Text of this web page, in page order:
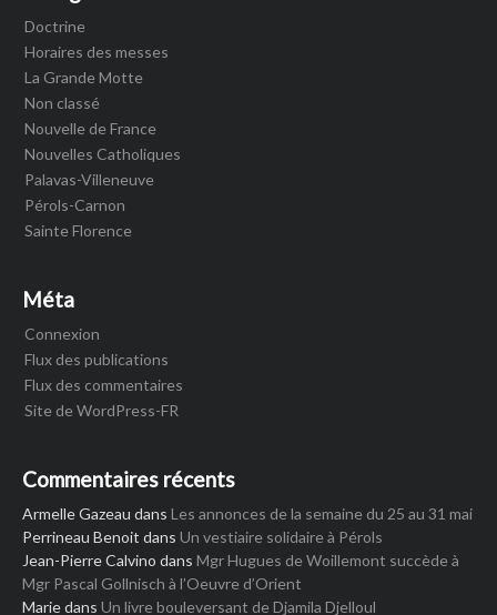
Doctrine
Horaires des messes
La Grande Motte
Non classé
Nouvelle de France
Nouvelles Catholiques
Palavas-Villeneuve
Pérols-Carnon
Sainte Florence
Méta
Connexion
Flux des publications
Flux des commentaires
Site de WordPress-FR
Commentaires récents
Armelle Gazeau dans Les annonces de la semaine du 25 au 31 mai
Perrineau Benoit dans Un vestiaire solidaire à Pérols
Jean-Pierre Calvino dans Mgr Hugues de Woillemont succède à
Mgr Pascal Gollnisch à l’Oeuvre d’Orient
Mariedans Un livre bouleversant de Djamila Djelloul